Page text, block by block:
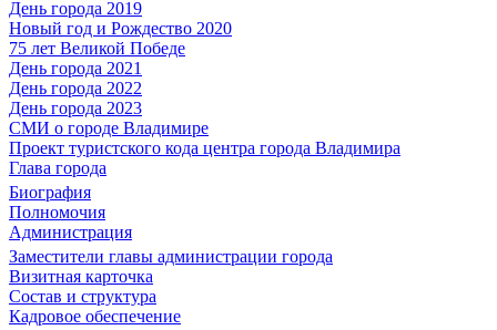
День города 2019
Новый год и Рождество 2020
75 лет Великой Победе
День города 2021
День города 2022
День города 2023
СМИ о городе Владимире
Проект туристского кода центра города Владимира
Глава города
Биография
Полномочия
Администрация
Заместители главы администрации города
Визитная карточка
Состав и структура
Кадровое обеспечение